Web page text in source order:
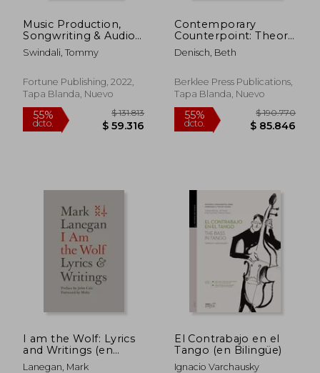
Music Production,
Songwriting & Audio
Engineering, 2022+
Edition: The
Music Producers,
Songwriters & Audio
Edm, Producing
Music, Songwriting
Swindali, Tommy
Fortune Publishing, 2022,
Tapa Blanda, Nuevo
Contemporary
Counterpoint: Theory
& Application (Music
Theory:
Inglés)
Denisch, Beth
Berklee Press Publications,
Tapa Blanda, Nuevo
I am the Wolf: Lyrics
and Writings (en
Inglés)
Lanegan, Mark
El Contrabajo en el
Tango (en Bilingüe)
Ignacio Varchausky